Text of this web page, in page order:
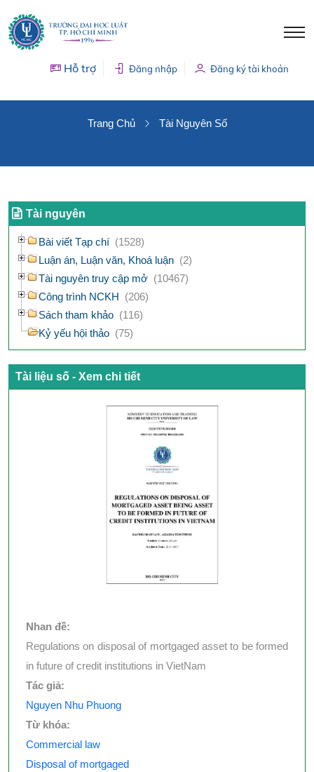
Hỗ trợ Đăng nhập Đăng ký tài khoản
Trang Chủ Tài Nguyên Số
Tài nguyên
Bài viết Tạp chí (1528)
Luận án, Luận văn, Khoá luận (2)
Tài nguyên truy cập mở (10467)
Công trình NCKH (206)
Sách tham khảo (116)
Kỷ yếu hội thảo (75)
Tài liệu số - Xem chi tiết
Nhan đề:
Regulations on disposal of mortgaged asset to be formed
in future of credit institutions in VietNam
Tác giả:
Nguyen Nhu Phuong
Từ khóa:
Commercial law
Disposal of mortgaged